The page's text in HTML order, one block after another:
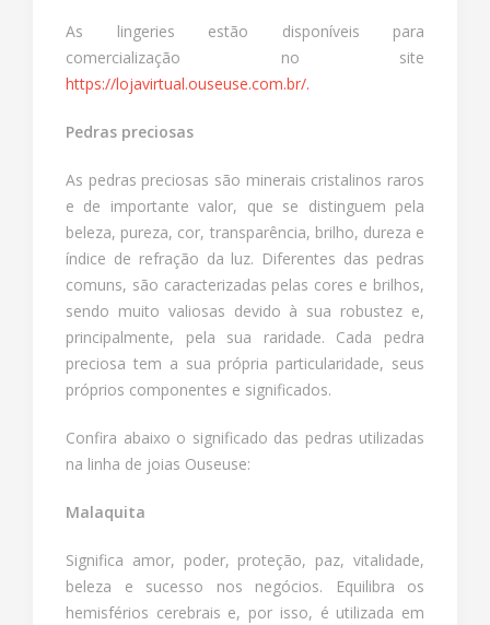
As lingeries estão disponíveis para
comercialização no site
https://lojavirtual.ouseuse.com.br/.
Pedras preciosas
As pedras preciosas são minerais cristalinos raros
e de importante valor, que se distinguem pela
beleza, pureza, cor, transparência, brilho, dureza e
índice de refração da luz. Diferentes das pedras
comuns, são caracterizadas pelas cores e brilhos,
sendo muito valiosas devido à sua robustez e,
principalmente, pela sua raridade. Cada pedra
preciosa tem a sua própria particularidade, seus
próprios componentes e significados.
Confira abaixo o significado das pedras utilizadas
na linha de joias Ouseuse:
Malaquita
Significa amor, poder, proteção, paz, vitalidade,
beleza e sucesso nos negócios. Equilibra os
hemisférios cerebrais e, por isso, é utilizada em